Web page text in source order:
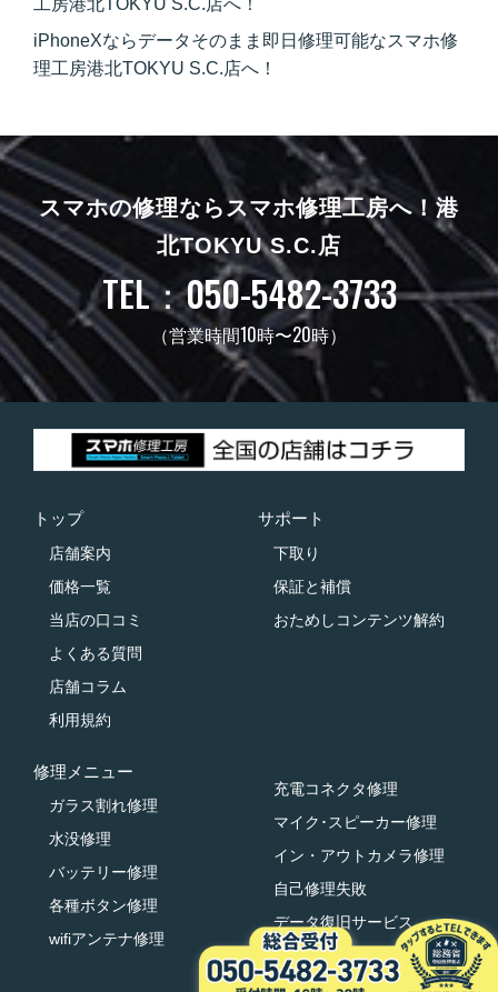
iPhoneXならデータそのまま即日修理可能なスマホ修
理工房港北TOKYU S.C.店へ！
スマホの修理ならスマホ修理工房へ！港
北TOKYU S.C.店
TEL：050-5482-3733
（営業時間10時〜20時）
トップ
店舗案内
価格一覧
当店の口コミ
よくある質問
店舗コラム
利用規約
サポート
下取り
保証と補償
おためしコンテンツ解約
修理メニュー
ガラス割れ修理
水没修理
バッテリー修理
各種ボタン修理
wifiアンテナ修理
充電コネクタ修理
マイク･スピーカー修理
イン・アウトカメラ修理
自己修理失敗
データ復旧サービス